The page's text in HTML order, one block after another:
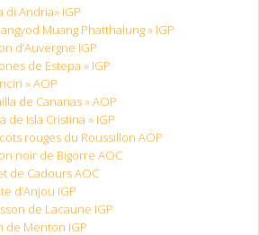
di Andria» IGP
Muang Phatthalung » IGP
d’Auvergne IGP
de Estepa » IGP
» AOP
de Canarias » AOP
de Isla Cristina » IGP
rouges du Roussillon AOP
noir de Bigorre AOC
de Cadours AOC
d’Anjou IGP
de Lacaune IGP
de Menton IGP